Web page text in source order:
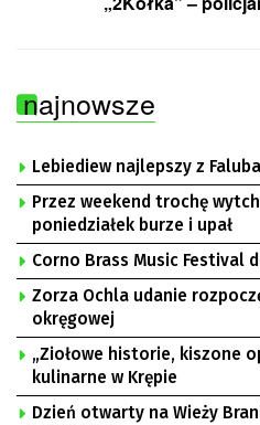
najnowsze
Lebiediew najlepszy z
Przez weekend trochę
poniedziałek burze i upał
Corno Brass Music Festival
Zorza Ochla udanie
okręgowej
„Ziołowe historie, kiszone
kulinarne w Krępie
Dzień otwarty na Wieży